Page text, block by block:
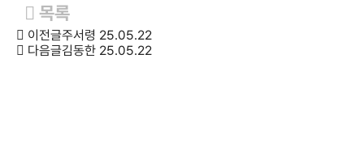
목록
이전글주서령 25.05.22
다음글김동한 25.05.22